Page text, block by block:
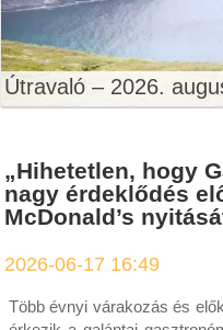
Útravaló – 2026.
„Hihetetlen, hogy
nagy érdeklődés
McDonald’s
2026-06-17 16:49
Több évnyi várakozás és